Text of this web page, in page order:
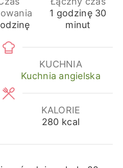
1 godzina
godzinę 30
minut
KUCHNIA
Kuchnia angielska
KALORIE
280 kcal